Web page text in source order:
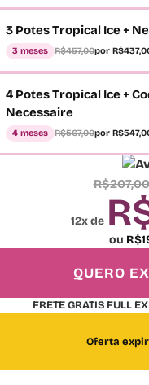
3 Potes Tropical Ice +
3 meses R$457,00por
4 Potes Tropical Ice +
Necessaire
4 meses R$567,00por
R$207,00
12x de
ou
QUERO
FRETE GRATIS FULL
Oferta